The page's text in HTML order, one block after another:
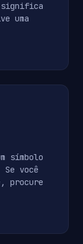
significa
uma
símbolo
Se você
procure